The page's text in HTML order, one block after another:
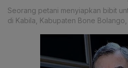
Seorang petani menyiapkan bibit
di Kabila, Kabupaten Bone